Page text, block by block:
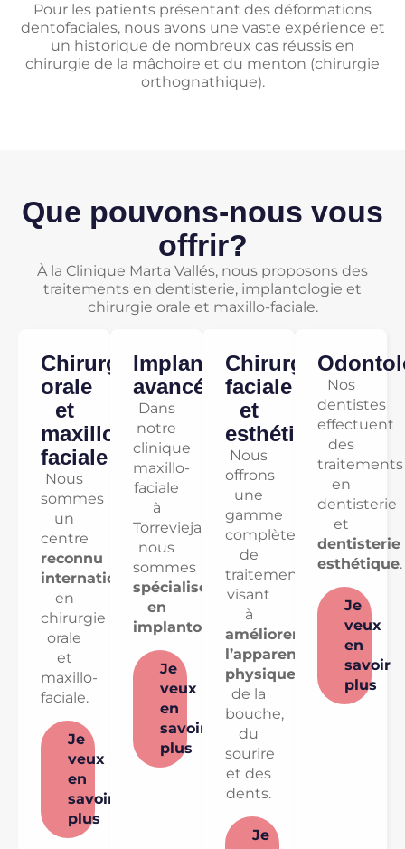
Pour les patients présentant des déformations
dentofaciales, nous avons une vaste expérience et
un historique de nombreux cas réussis en
chirurgie de la mâchoire et du menton (chirurgie
orthognathique).
Que pouvons-nous vous
offrir?
À la Clinique Marta Vallés, nous proposons des
traitements en dentisterie, implantologie et
chirurgie orale et maxillo-faciale.
Chirurgie
orale
et
maxillo-
faciale
Nous
sommes
un
centre
reconnu
internationalement
en
chirurgie
orale
et
maxillo-
faciale.
Je
veux
en
savoir
plus
Implantologie
avancée
Dans
notre
clinique
maxillo-
faciale
à
Torrevieja,
nous
sommes
spécialisés
en
implantologie.
Je
veux
en
savoir
plus
Chirurgie
faciale
et
esthétique
Nous
offrons
une
gamme
complète
de
traitements
visant
à
améliorer
l’apparence
physique
de la
bouche,
du
sourire
et des
dents.
Je
Nos
dentistes
effectuent
des
traitements
en
dentisterie
et
dentisterie
esthétique.
Je
veux
en
savoir
plus